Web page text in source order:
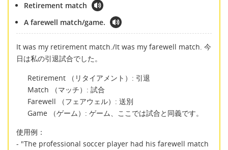
Retirement match
A farewell match/game.
It was my retirement match./It was my farewell match. 今
日は私の引退試合でした。
Retirement （リタイアメント）: 引退
Match （マッチ）: 試合
Farewell （フェアウェル）: 送別
Game （ゲーム）: ゲーム、ここでは試合と同義です。
使用例：
- "The professional soccer player had his farewell match